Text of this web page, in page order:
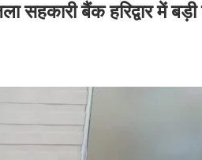
सहकारी बैंक हरिद्वार में बड़ी